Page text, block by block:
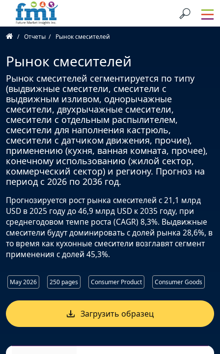
Отчеты Рынок смесителей
Рынок смесителей
Рынок смесителей сегментируется по типу
(выдвижные смесители, смесители с
выдвижным изливом, однорычажные
смесители, двухрычажные смесители,
смесители с отдельным распылителем,
смесители для наполнения кастрюль,
смесители с датчиком движения, прочие),
применению (кухня, ванная комната, прочее),
конечному использованию (жилой сектор,
коммерческий сектор) и региону. Прогноз на
период с 2026 по 2036 год.
Прогнозируется рост рынка смесителей с 21,1 млрд
USD в 2025 году до 46,9 млрд USD к 2035 году, при
среднегодовом темпе роста (CAGR) 8,3%. Выдвижные
смесители будут доминировать с долей рынка 28,6%, в
то время как кухонные смесители возглавят сегмент
применения с долей 45,3%.
May 2026 250 pages Consumer Product Consumer Goods
Загрузить образец